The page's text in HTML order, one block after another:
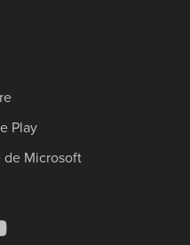
Play
de Microsoft